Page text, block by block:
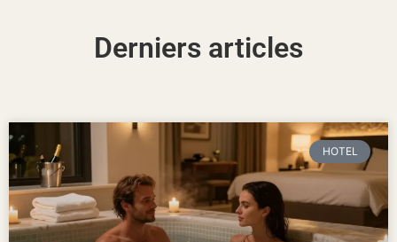
Derniers articles
HOTEL